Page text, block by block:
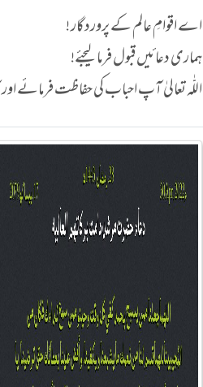
اے اقوامِ عالم کے پروردگار !
ہماری دعائیں قبول فرما لیجئے!
اللّٰہ تعالیٰ آپ احباب کی حفاظت فرمائے